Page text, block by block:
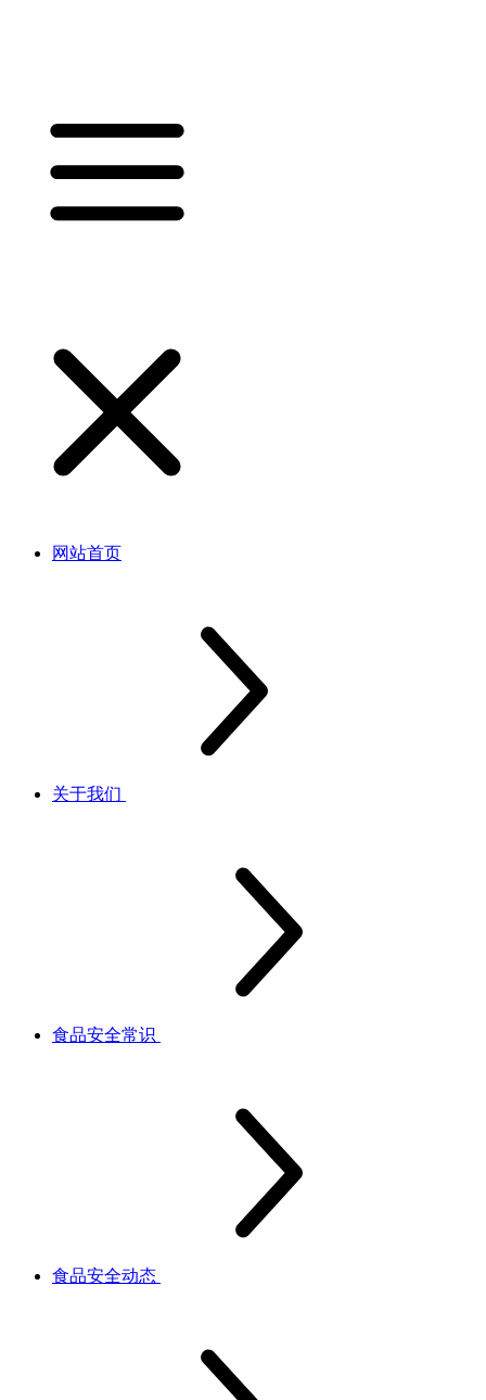
网站首页
关于我们
食品安全常识
食品安全动态